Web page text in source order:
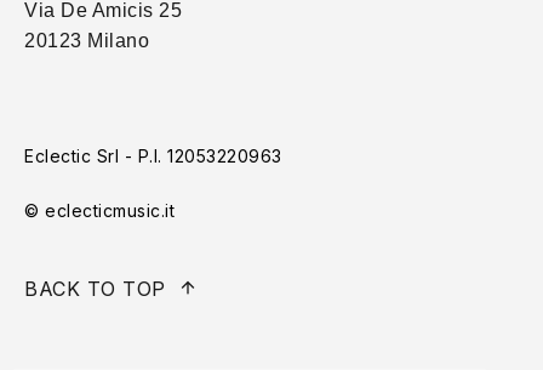
Via De Amicis 25
20123 Milano
Eclectic Srl - P.I. 12053220963
© eclecticmusic.it
BACK TO TOP